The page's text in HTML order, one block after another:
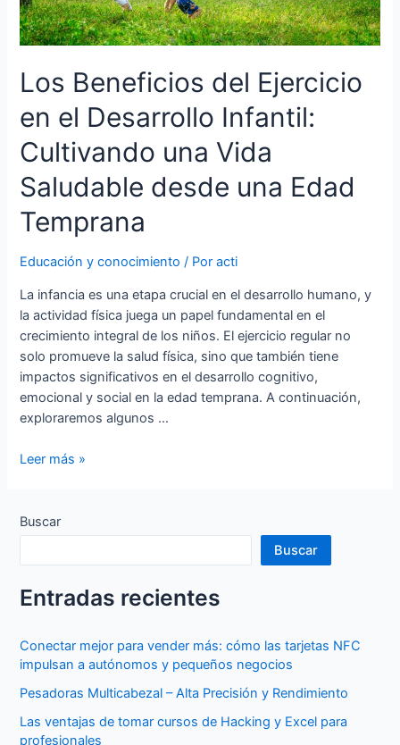
Los Beneficios del Ejercicio
en el Desarrollo Infantil:
Cultivando una Vida
Saludable desde una Edad
Temprana
Educación y conocimiento / Poracti
La infancia es una etapa crucial en el desarrollo humano, y
la actividad física juega un papel fundamental en el
crecimiento integral de los niños. El ejercicio regular no
solo promueve la salud física, sino que también tiene
impactos significativos en el desarrollo cognitivo,
emocional y social en la edad temprana. A continuación,
exploraremos algunos …
Los
Ejercicio
en
el
Infantil:
una
Vida
Saludable
una
Leer más »
Buscar
Buscar
Entradas recientes
Conectar mejor para vender más: cómo las tarjetas NFC
impulsan a autónomos y pequeños negocios
Pesadoras Multicabezal – Alta Precisión y Rendimiento
Las ventajas de tomar cursos de Hacking y Excel para
profesionales